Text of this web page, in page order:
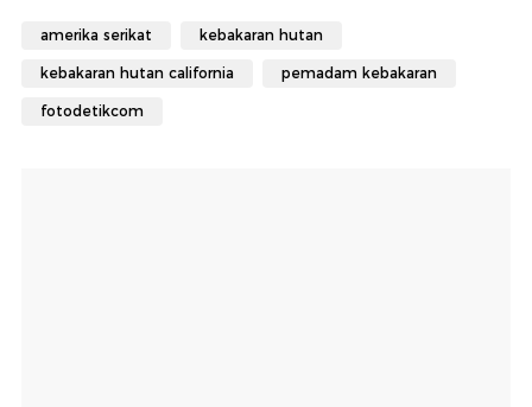
amerika serikat kebakaran hutan
kebakaran hutan california pemadam kebakaran
fotodetikcom